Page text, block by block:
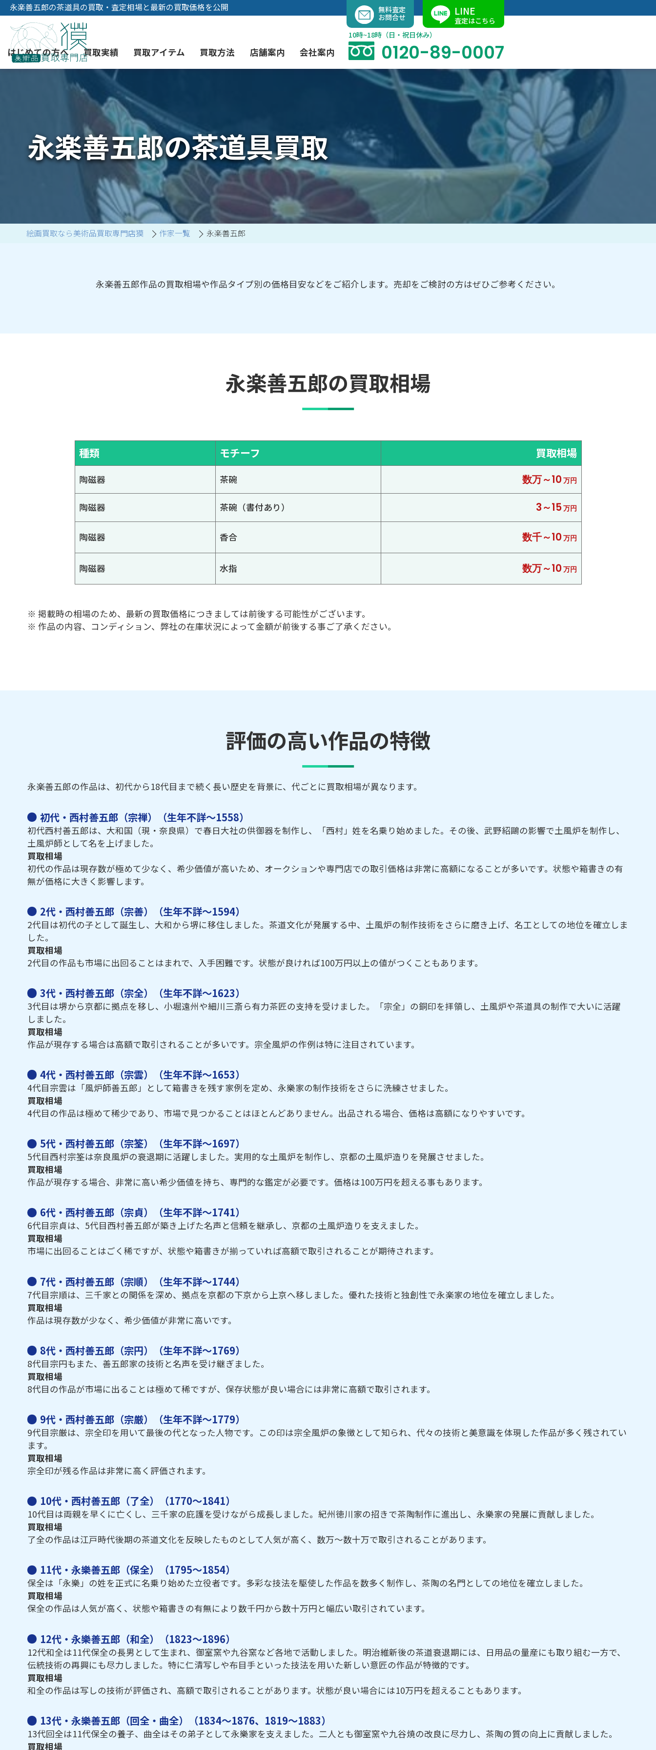
容
キ
ッ
永楽善五郎の茶道具の買取・査定相場と最新の買取価格を公開
はじめての方へ
初めての美術品売却
YOUTUBE instagram Facebook
買取実績 買取アイテム
骨董品買取 茶道具買取 陶磁器・陶器買取
西洋アンティーク買取 彫刻・ブロンズ買取 美術品・古美術品買取
工芸品買取 ジュエリー・ウォッチ買取
買取方法
店舗での買取
宅配・郵送買取 業者間オークション出品代行 催事買取
時価評価サービス
店舗案内 会社案内
消費者志向自主宣言
無料査定
お問合せ
LINE
査定はこちら
10時~18時（日・祝日休み）
0120-89-0007
永楽善五郎の茶道具買取
絵画買取なら美術品買取専門店獏 作家一覧 永楽善五郎
永楽善五郎作品の買取相場や作品タイプ別の価格目安などをご紹介します。売却をご検討の方はぜひご参考ください。
永楽善五郎の買取相場
種類 モチーフ 買取相場
陶磁器 茶碗 数万～10 万円
陶磁器 茶碗（書付あり） 3～15 万円
陶磁器 香合 数千～10 万円
陶磁器 水指 数万～10 万円
※ 掲載時の相場のため、最新の買取価格につきましては前後する可能性がございます。
※ 作品の内容、コンディション、弊社の在庫状況によって金額が前後する事ご了承ください。
評価の高い作品の特徴
永楽善五郎の作品は、初代から18代目まで続く長い歴史を背景に、代ごとに買取相場が異なります。
初代・西村善五郎（宗禅）（生年不詳～1558）
初代西村善五郎は、大和国（現・奈良県）で春日大社の供御器を制作し、「西村」姓を名乗り始めました。その後、武野紹鷗の影響で土風炉を制作し、
土風炉師として名を上げました。
買取相場
初代の作品は現存数が極めて少なく、希少価値が高いため、オークションや専門店での取引価格は非常に高額になることが多いです。状態や箱書きの有
無が価格に大きく影響します。
2代・西村善五郎（宗善）（生年不詳～1594）
2代目は初代の子として誕生し、大和から堺に移住しました。茶道文化が発展する中、土風炉の制作技術をさらに磨き上げ、名工としての地位を確立しま
した。
買取相場
2代目の作品も市場に出回ることはまれで、入手困難です。状態が良ければ100万円以上の値がつくこともあります。
3代・西村善五郎（宗全）（生年不詳～1623）
3代目は堺から京都に拠点を移し、小堀遠州や細川三斎ら有力茶匠の支持を受けました。「宗全」の銅印を拝領し、土風炉や茶道具の制作で大いに活躍
しました。
買取相場
作品が現存する場合は高額で取引されることが多いです。宗全風炉の作例は特に注目されています。
4代・西村善五郎（宗雲）（生年不詳～1653）
4代目宗雲は「風炉師善五郎」として箱書きを残す家例を定め、永樂家の制作技術をさらに洗練させました。
買取相場
4代目の作品は極めて稀少であり、市場で見つかることはほとんどありません。出品される場合、価格は高額になりやすいです。
5代・西村善五郎（宗筌）（生年不詳～1697）
5代目西村宗筌は奈良風炉の衰退期に活躍しました。実用的な土風炉を制作し、京都の土風炉造りを発展させました。
買取相場
作品が現存する場合、非常に高い希少価値を持ち、専門的な鑑定が必要です。価格は100万円を超える事もあります。
6代・西村善五郎（宗貞）（生年不詳～1741）
6代目宗貞は、5代目西村善五郎が築き上げた名声と信頼を継承し、京都の土風炉造りを支えました。
買取相場
市場に出回ることはごく稀ですが、状態や箱書きが揃っていれば高額で取引されることが期待されます。
7代・西村善五郎（宗順）（生年不詳～1744）
7代目宗順は、三千家との関係を深め、拠点を京都の下京から上京へ移しました。優れた技術と独創性で永楽家の地位を確立しました。
買取相場
作品は現存数が少なく、希少価値が非常に高いです。
8代・西村善五郎（宗円）（生年不詳～1769）
8代目宗円もまた、善五郎家の技術と名声を受け継ぎました。
買取相場
8代目の作品が市場に出ることは極めて稀ですが、保存状態が良い場合には非常に高額で取引されます。
9代・西村善五郎（宗厳）（生年不詳～1779）
9代目宗厳は、宗全印を用いて最後の代となった人物です。この印は宗全風炉の象徴として知られ、代々の技術と美意識を体現した作品が多く残されてい
ます。
買取相場
宗全印が残る作品は非常に高く評価されます。
10代・西村善五郎（了全）（1770～1841）
10代目は両親を早くに亡くし、三千家の庇護を受けながら成長しました。紀州徳川家の招きで茶陶制作に進出し、永樂家の発展に貢献しました。
買取相場
了全の作品は江戸時代後期の茶道文化を反映したものとして人気が高く、数万～数十万で取引されることがあります。
11代・永樂善五郎（保全）（1795～1854）
保全は「永樂」の姓を正式に名乗り始めた立役者です。多彩な技法を駆使した作品を数多く制作し、茶陶の名門としての地位を確立しました。
買取相場
保全の作品は人気が高く、状態や箱書きの有無により数千円から数十万円と幅広い取引されています。
12代・永樂善五郎（和全）（1823～1896）
12代和全は11代保全の長男として生まれ、御室窯や九谷窯など各地で活動しました。明治維新後の茶道衰退期には、日用品の量産にも取り組む一方で、
伝統技術の再興にも尽力しました。特に仁清写しや布目手といった技法を用いた新しい意匠の作品が特徴的です。
買取相場
和全の作品は写しの技術が評価され、高額で取引されることがあります。状態が良い場合には10万円を超えることもあります。
13代・永樂善五郎（回全・曲全）（1834～1876、1819～1883）
13代回全は11代保全の養子、曲全はその弟子として永樂家を支えました。二人とも御室窯や九谷焼の改良に尽力し、茶陶の質の向上に貢献しました。
買取相場